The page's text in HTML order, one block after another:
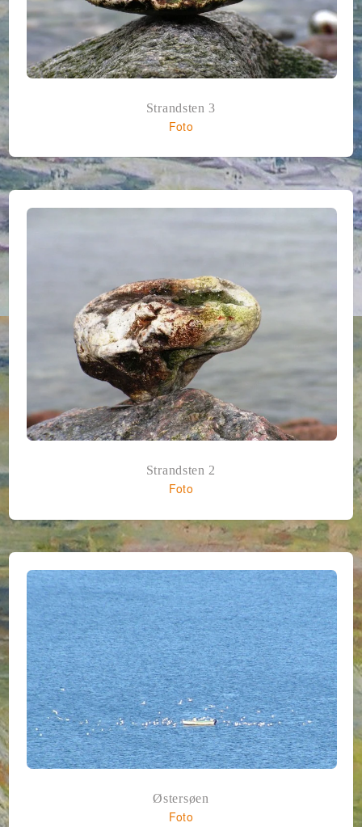
Strandsten 3
Foto
Strandsten 2
Foto
Østersøen
Foto